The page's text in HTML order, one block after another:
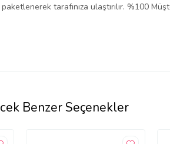
tarafınıza ulaştırılır. %100
Benzer Seçenekler